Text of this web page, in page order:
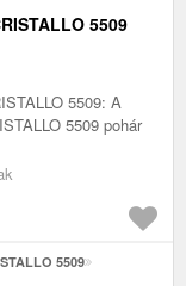
5509
5509: A
5509 pohár
5509